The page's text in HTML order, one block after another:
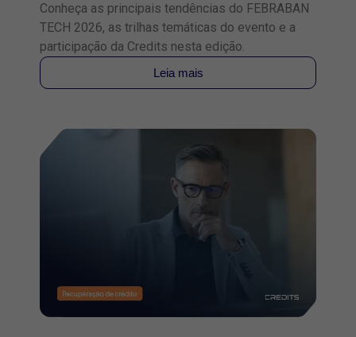
Conheça as principais tendências do FEBRABAN
TECH 2026, as trilhas temáticas do evento e a
participação da Credits nesta edição.
Leia mais